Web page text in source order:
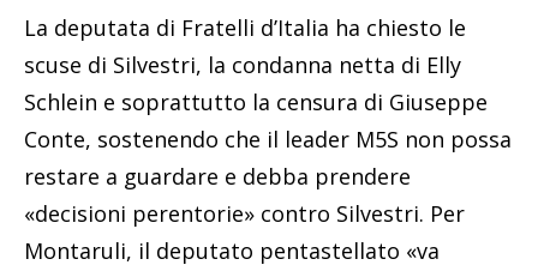
La deputata di Fratelli d’Italia ha chiesto le
scuse di Silvestri, la condanna netta di Elly
Schlein e soprattutto la censura di Giuseppe
Conte, sostenendo che il leader M5S non possa
restare a guardare e debba prendere
«decisioni perentorie» contro Silvestri. Per
Montaruli, il deputato pentastellato «va